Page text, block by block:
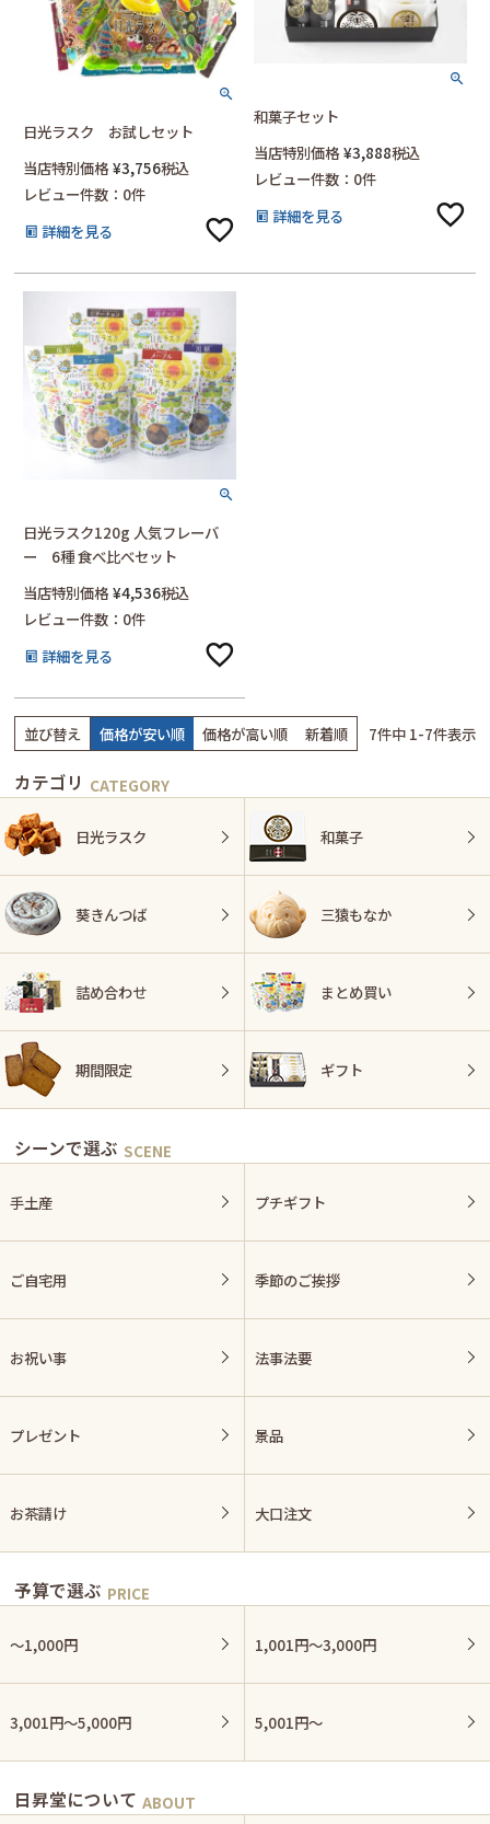
カテゴリ
日光ラスク 和菓子
葵きんつば 三猿もなか
詰め合わせ まとめ買い
期間限定 ギフト
シーンで選ぶ
手土産 プチギフト
ご自宅用 季節のご挨拶
お祝い事 法事法要
プレゼント 景品
お茶請け 大口注文
予算で選ぶ
〜1,000円 1,001円〜3,000円
3,001円〜5,000円 5,001円〜
日昇堂について
日光ラスク お試しセット
当店特別価格 ¥3,756税込
レビュー件数：0件
詳細を見る
和菓子セット
当店特別価格 ¥3,888税込
レビュー件数：0件
詳細を見る
日光ラスク120g 人気フレーバ
ー 6種 食べ比べセット
当店特別価格 ¥4,536税込
レビュー件数：0件
詳細を見る
並び替え 価格が安い順 価格が高い順 新着順 7件中 1-7件表示